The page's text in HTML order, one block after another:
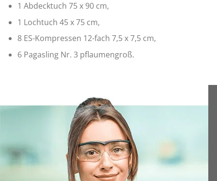
1 Abdecktuch 75 x 90 cm,
1 Lochtuch 45 x 75 cm,
8 ES-Kompressen 12-fach 7,5 x 7,5 cm,
6 Pagasling Nr. 3 pflaumengroß.